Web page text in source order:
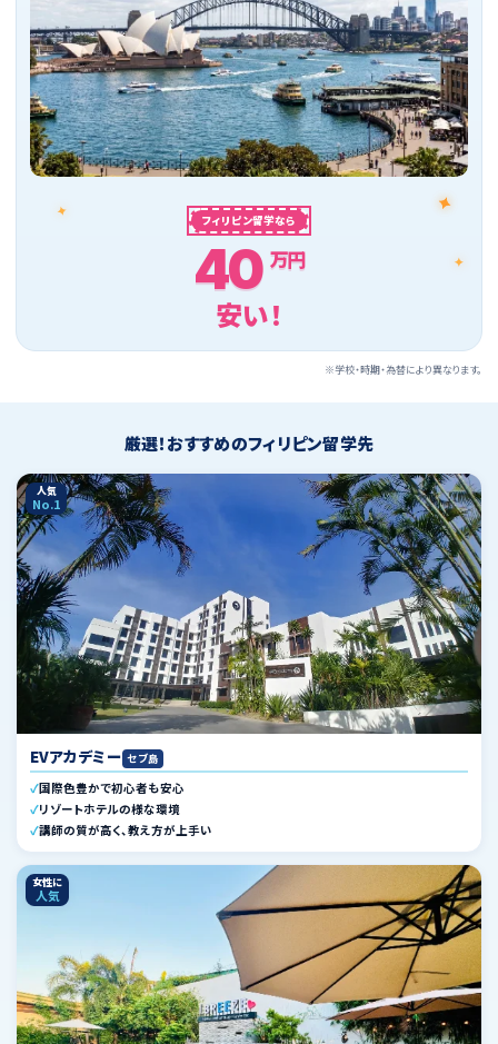
✦
✦
✦
✦
フィリピン留学なら
40 万円
安い！
※学校・時期・為替により異なります。
厳選！おすすめのフィリピン留学先
人気
No.1
EVアカデミー セブ島
国際色豊かで初心者も安心
リゾートホテルの様な環境
講師の質が高く、教え方が上手い
女性に
人気